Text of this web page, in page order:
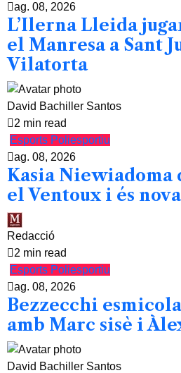
ag. 08, 2026
L’Ilerna Lleida
el Manresa a Sant
Vilatorta
David Bachiller Santos
2 min read
Esports Poliesportiu
ag. 08, 2026
Kasia Niewiadoma
el Ventoux i és
Redacció
2 min read
Esports Poliesportiu
ag. 08, 2026
Bezzecchi
amb Marc sisè i
David Bachiller Santos